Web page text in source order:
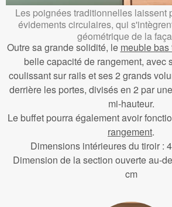
Les poignées traditionnelles laissent
évidements circulaires, qui
géométrique de la
Outre sa grande solidité, le meuble bas
belle capacité de rangement, avec
coulissant sur rails et ses 2 grands
derrière les portes, divisés en 2 par
mi-hauteur.
Le buffet pourra également avoir
rangement.
Dimensions intérieures du tiroir :
Dimension de la section ouverte au-
cm